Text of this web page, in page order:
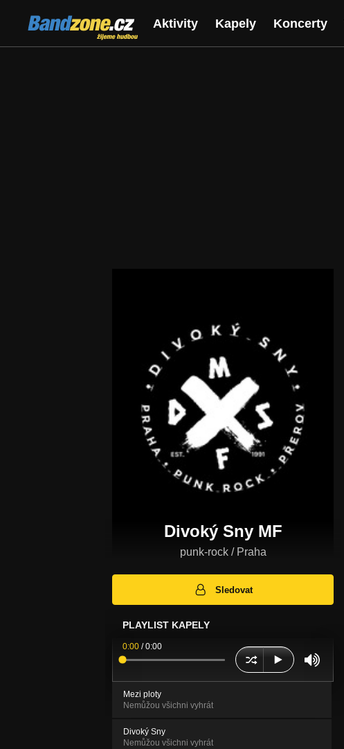
Bandzone.cz
žijeme hudbou
Aktivity Kapely Koncerty
Divoký Sny MF
punk-rock / Praha
Sledovat
PLAYLIST KAPELY
0:00 /0:00
Mezi ploty
Nemůžou všichni vyhrát
Divoký Sny
Nemůžou všichni vyhrát